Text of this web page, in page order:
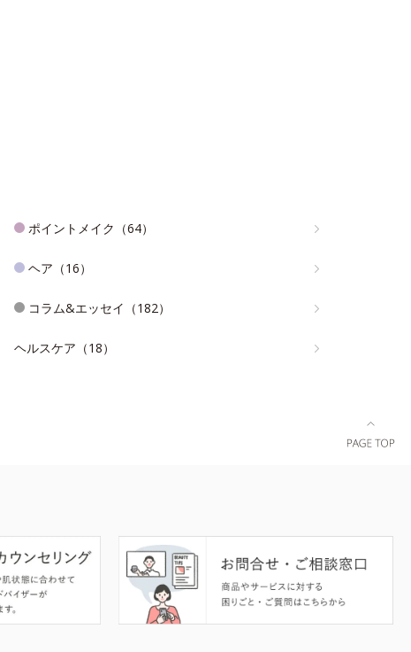
ポイントメイク（64）
ヘア（16）
コラム&エッセイ（182）
ヘルスケア（18）